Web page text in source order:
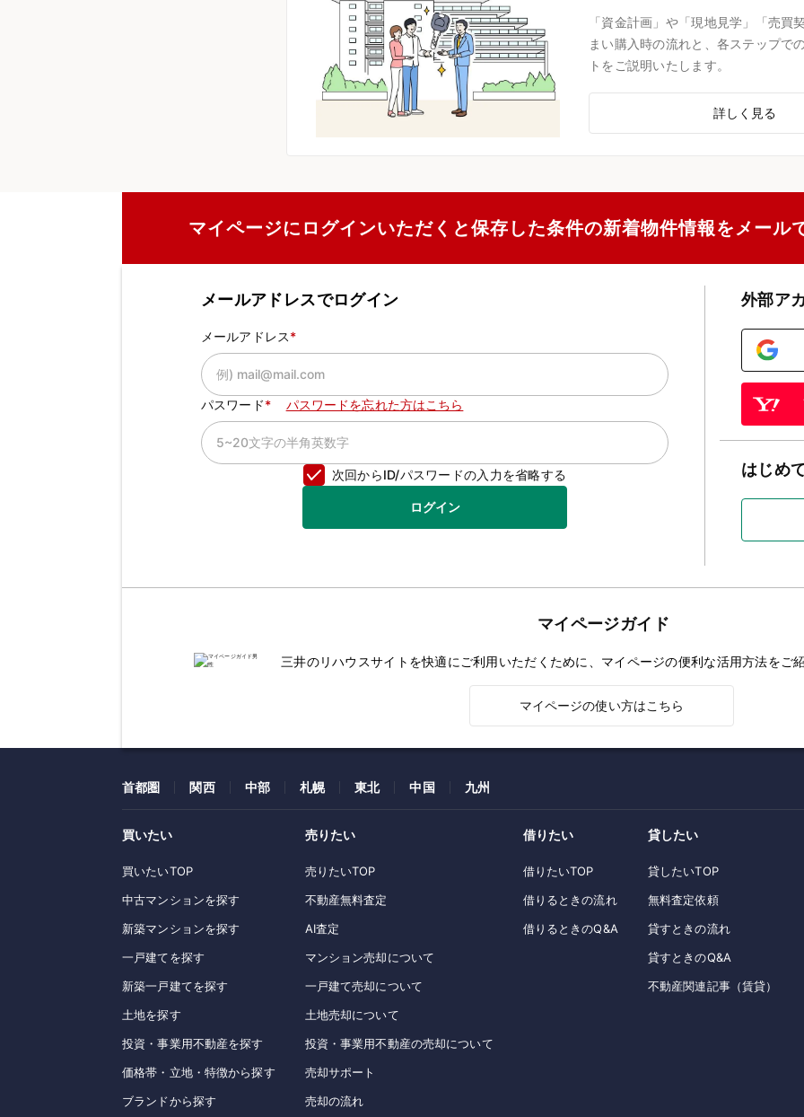
「資金計画」や「現地見学」「売買
まい購入時の流れと、各ステップで
トをご説明いたします。
詳しく見る
マイページにログインいただくと保存した条件の新着物件情報をメール
メールアドレスでログイン
メールアドレス
パスワード パスワードを忘れた方はこちら
次回からID/パスワードの入力を省略する
ログイン
外部ア
はじめ
マイページガイド
三井のリハウスサイトを快適にご利用いただくために、マイページの便利な活用方法をご
マイページの使い方はこちら
首都圏 関西 中部 札幌 東北 中国 九州
買いたい
買いたいTOP
中古マンションを探す
新築マンションを探す
一戸建てを探す
新築一戸建てを探す
土地を探す
投資・事業用不動産を探す
価格帯・立地・特徴から探す
ブランドから探す
売りたい
売りたいTOP
不動産無料査定
AI査定
マンション売却について
一戸建て売却について
土地売却について
投資・事業用不動産の売却について
売却サポート
売却の流れ
借りたい
借りたいTOP
借りるときの流れ
借りるときのQ&A
貸したい
貸したいTOP
無料査定依頼
貸すときの流れ
貸すときのQ&A
不動産関連記事（賃貸）